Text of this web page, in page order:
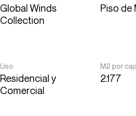
Global Winds
Collection
Piso de
Uso
Residencial y
Comercial
M2 por
2.177